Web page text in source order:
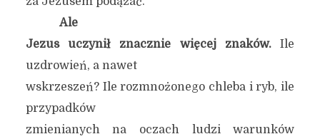
Ale
Jezus uczynił znacznie więcej znaków.Ile
uzdrowień, a nawet
wskrzeszeń? Ile rozmnożonego chleba i ryb, ile
przypadków
zmienianych na oczach ludzi warunków